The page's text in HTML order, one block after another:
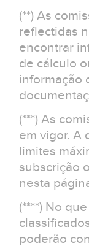
(**) As
reflectidas
encontrar
de cálculo
informação
(***) As
em vigor. A
limites
subscrição
nesta
(****) No
poderão